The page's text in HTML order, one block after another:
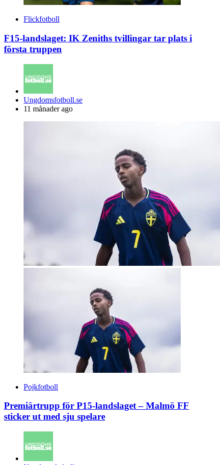
Flickfotboll
F15-landslaget: IK Zeniths tvillingar tar plats i
första truppen
Posted
by
Ungdomsfotboll.se
11 månader ago
Pojkfotboll
Premiärtrupp för P15-landslaget – Malmö FF
sticker ut med sju spelare